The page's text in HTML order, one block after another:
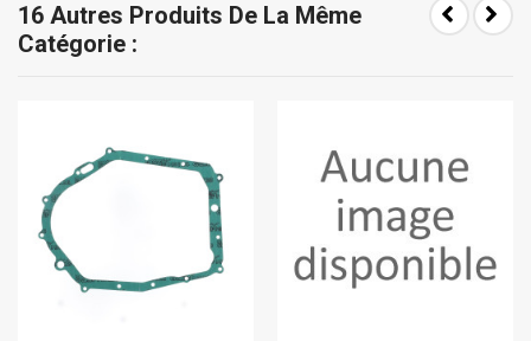
16 Autres Produits De La Même
Catégorie :